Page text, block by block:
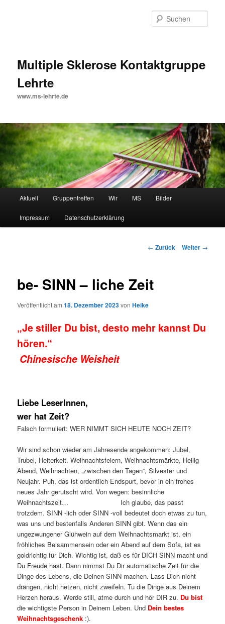
Multiple Sklerose Kontaktgruppe
Lehrte
www.ms-lehrte.de
Hauptmenü
Aktuell Gruppentreffen Wir MS Bilder
Impressum Datenschutzerklärung
Beitrags-
← Zurück Weiter →
be- SINN – liche Zeit
Veröffentlicht am18. Dezember 2023vonHeike
„Je stiller Du bist, desto mehr kannst Du
hören.“
Chinesische Weisheit
Liebe LeserInnen,
wer hat Zeit?
Falsch formuliert: WER NIMMT SICH HEUTE NOCH ZEIT?
Wir sind schon wieder am Jahresende angekommen: Jubel,
Trubel, Heiterkeit. Weihnachtsfeiern, Weihnachtsmärkte, Heilig
Abend, Weihnachten, „zwischen den Tagen“, Silvester und
Neujahr. Puh, das ist ordentlich Endspurt, bevor in ein frohes
neues Jahr gerutscht wird. Von wegen: besinnliche
Weihnachtszeit… Ich glaube, das passt
trotzdem. SINN -lich oder SINN -voll bedeutet doch etwas zu tun,
was uns und bestenfalls Anderen SINN gibt. Wenn das ein
ungezwungener Glühwein auf dem Weihnachtsmarkt ist, ein
fröhliches Beisammensein oder ein Abend auf dem Sofa, ist es
goldrichtig für Dich. Wichtig ist, daß es für DICH SINN macht und
Du Freude hast. Dann nimmst Du Dir automatische Zeit für die
Dinge des Lebens, die Deinen SINN machen. Lass Dich nicht
drängen, nicht hetzen, nicht zweifeln. Tu die Dinge aus Deinem
Herzen heraus. Werde still, atme durch und hör DIR zu. Du bist
die wichtigste Person in Deinem Leben. Und Dein bestes
Weihnachtsgeschenk :).